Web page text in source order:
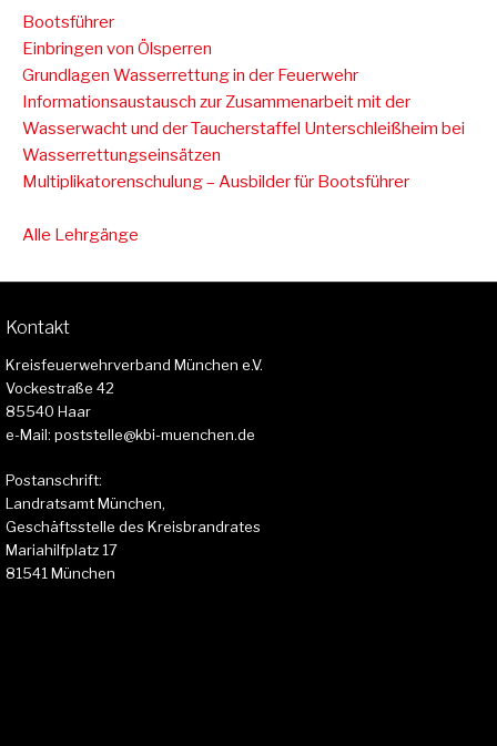
Bootsführer
Einbringen von Ölsperren
Grundlagen Wasserrettung in der Feuerwehr
Informationsaustausch zur Zusammenarbeit mit der
Wasserwacht und der Taucherstaffel Unterschleißheim bei
Wasserrettungseinsätzen
Multiplikatorenschulung – Ausbilder für Bootsführer
Alle Lehrgänge
Kontakt
Kreisfeuerwehrverband München e.V.
Vockestraße 42
85540 Haar
e-Mail: poststelle@kbi-muenchen.de
Postanschrift:
Landratsamt München,
Geschäftsstelle des Kreisbrandrates
Mariahilfplatz 17
81541 München